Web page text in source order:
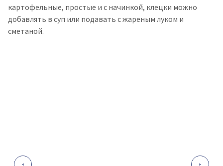
картофельные, простые и с начинкой, клецки можно
добавлять в суп или подавать с жареным луком и
сметаной.